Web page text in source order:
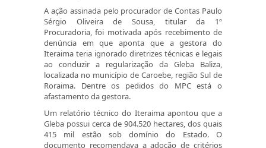
A ação assinada pelo procurador de Contas Paulo
Sérgio Oliveira de Sousa, titular da 1ª
Procuradoria, foi motivada após recebimento de
denúncia em que aponta que a gestora do
Iteraima teria ignorado diretrizes técnicas e legais
ao conduzir a regularização da Gleba Baliza,
localizada no município de Caroebe, região Sul de
Roraima. Dentre os pedidos do MPC está o
afastamento da gestora.
Um relatório técnico do Iteraima apontou que a
Gleba possui cerca de 904.520 hectares, dos quais
415 mil estão sob domínio do Estado. O
documento recomendava a adoção de critérios